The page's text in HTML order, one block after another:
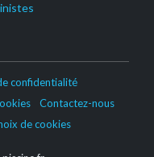
confidentialité
Contactez-nous
de cookies